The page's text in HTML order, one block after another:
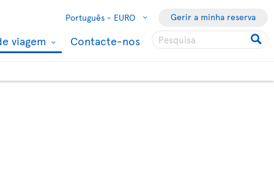
Português - EURO Gerir a minha reserva
viagem Contacte-nos